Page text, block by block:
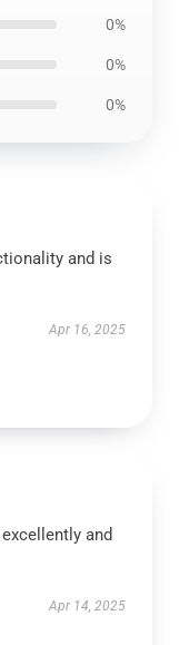
0%
0%
0%
and is
Apr 16, 2025
and
Apr 14, 2025